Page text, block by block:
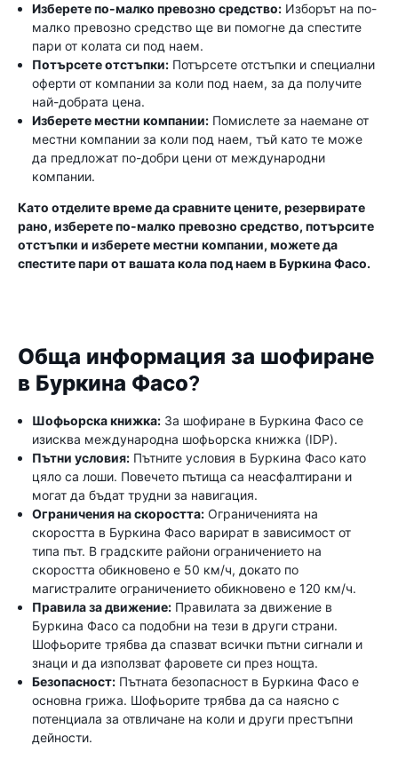
Изберете по-малко превозно средство: Изборът на по-
малко превозно средство ще ви помогне да спестите
пари от колата си под наем.
Потърсете отстъпки: Потърсете отстъпки и специални
оферти от компании за коли под наем, за да получите
най-добрата цена.
Изберете местни компании: Помислете за наемане от
местни компании за коли под наем, тъй като те може
да предложат по-добри цени от международни
компании.
Като отделите време да сравните цените, резервирате
рано, изберете по-малко превозно средство, потърсите
отстъпки и изберете местни компании, можете да
спестите пари от вашата кола под наем в Буркина Фасо.
Обща информация за шофиране
в Буркина Фасо?
Шофьорска книжка: За шофиране в Буркина Фасо се
изисква международна шофьорска книжка (IDP).
Пътни условия: Пътните условия в Буркина Фасо като
цяло са лоши. Повечето пътища са неасфалтирани и
могат да бъдат трудни за навигация.
Ограничения на скоростта: Ограниченията на
скоростта в Буркина Фасо варират в зависимост от
типа път. В градските райони ограничението на
скоростта обикновено е 50 км/ч, докато по
магистралите ограничението обикновено е 120 км/ч.
Правила за движение: Правилата за движение в
Буркина Фасо са подобни на тези в други страни.
Шофьорите трябва да спазват всички пътни сигнали и
знаци и да използват фаровете си през нощта.
Безопасност: Пътната безопасност в Буркина Фасо е
основна грижа. Шофьорите трябва да са наясно с
потенциала за отвличане на коли и други престъпни
дейности.